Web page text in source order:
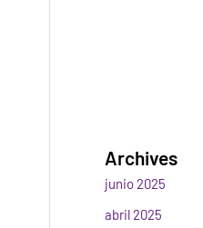
Archives
junio 2025
abril 2025